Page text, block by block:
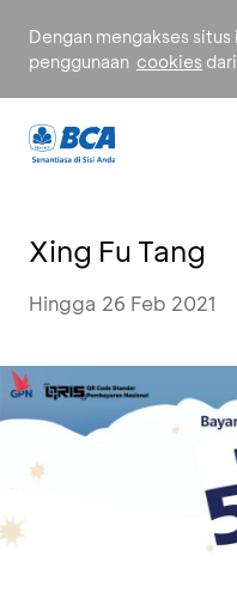
Dengan mengakses
penggunaan cookies
Xing Fu Tang
Hingga 26 Feb 2021